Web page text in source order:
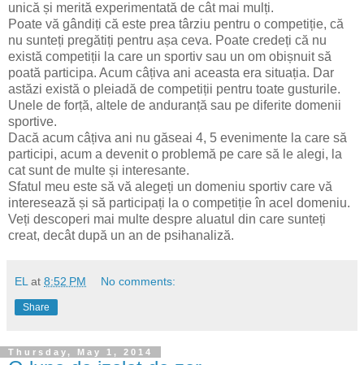
unică și merită experimentată de cât mai mulți.
Poate vă gândiți că este prea târziu pentru o competiție, că
nu sunteți pregătiți pentru așa ceva. Poate credeți că nu
există competiții la care un sportiv sau un om obișnuit să
poată participa. Acum câțiva ani aceasta era situația. Dar
astăzi există o pleiadă de competiții pentru toate gusturile.
Unele de forță, altele de anduranță sau pe diferite domenii
sportive.
Dacă acum câțiva ani nu găseai 4, 5 evenimente la care să
participi, acum a devenit o problemă pe care să le alegi, la
cat sunt de multe și interesante.
Sfatul meu este să vă alegeți un domeniu sportiv care vă
interesează și să participați la o competiție în acel domeniu.
Veți descoperi mai multe despre aluatul din care sunteți
creat, decât după un an de psihanaliză.
EL at 8:52 PM No comments:
Share
Thursday, May 1, 2014